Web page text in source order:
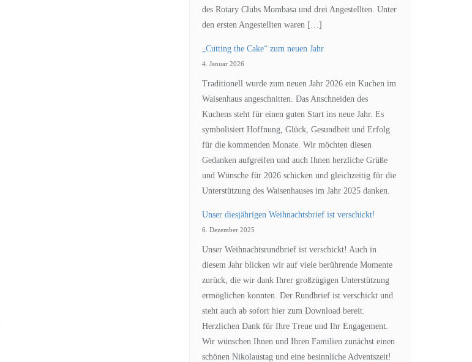
des Rotary Clubs Mombasa und drei Angestellten. Unter
den ersten Angestellten waren […]
„Cutting the Cake“ zum neuen Jahr
4. Januar 2026
Traditionell wurde zum neuen Jahr 2026 ein Kuchen im
Waisenhaus angeschnitten. Das Anschneiden des
Kuchens steht für einen guten Start ins neue Jahr. Es
symbolisiert Hoffnung, Glück, Gesundheit und Erfolg
für die kommenden Monate. Wir möchten diesen
Gedanken aufgreifen und auch Ihnen herzliche Grüße
und Wünsche für 2026 schicken und gleichzeitig für die
Unterstützung des Waisenhauses im Jahr 2025 danken.
Unser diesjährigen Weihnachtsbrief ist verschickt!
6. Dezember 2025
Unser Weihnachtsrundbrief ist verschickt! Auch in
diesem Jahr blicken wir auf viele berührende Momente
zurück, die wir dank Ihrer großzügigen Unterstützung
ermöglichen konnten. Der Rundbrief ist verschickt und
steht auch ab sofort hier zum Download bereit.
Herzlichen Dank für Ihre Treue und Ihr Engagement.
Wir wünschen Ihnen und Ihren Familien zunächst einen
schönen Nikolaustag und eine besinnliche Adventszeit!